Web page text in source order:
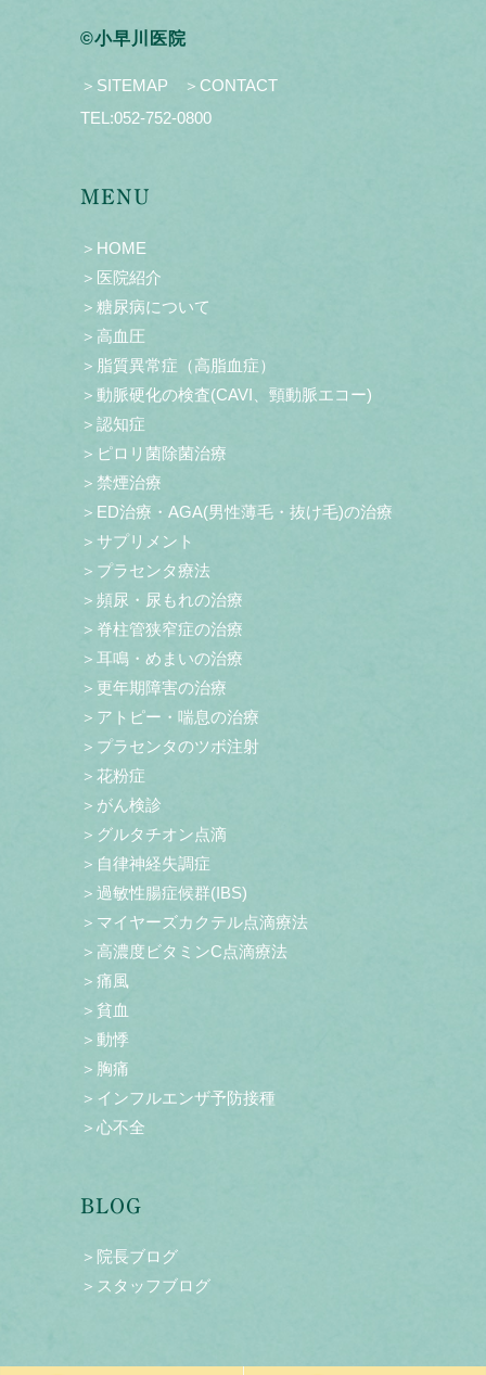
©小早川医院
＞SITEMAP
＞CONTACT
TEL:052-752-0800
MENU
＞HOME
＞医院紹介
＞糖尿病について
＞高血圧
＞脂質異常症（高脂血症）
＞動脈硬化の検査(CAVI、頸動脈エコー)
＞認知症
＞ピロリ菌除菌治療
＞禁煙治療
＞ED治療・AGA(男性薄毛・抜け毛)の治療
＞サプリメント
＞プラセンタ療法
＞頻尿・尿もれの治療
＞脊柱管狭窄症の治療
＞耳鳴・めまいの治療
＞更年期障害の治療
＞アトピー・喘息の治療
＞プラセンタのツボ注射
＞花粉症
＞がん検診
＞グルタチオン点滴
＞自律神経失調症
＞過敏性腸症候群(IBS)
＞マイヤーズカクテル点滴療法
＞高濃度ビタミンC点滴療法
＞痛風
＞貧血
＞動悸
＞胸痛
＞インフルエンザ予防接種
＞心不全
BLOG
＞院長ブログ
＞スタッフブログ